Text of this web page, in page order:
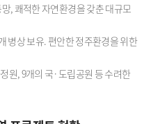
, 쾌적한 자연환경을 갖춘 대규모
병상 보유. 편안한 정주환경을 위한
원, 9개의 국·도립공원 등 수려한